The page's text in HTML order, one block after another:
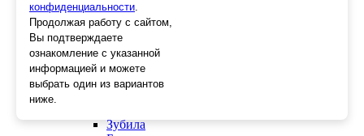
Плоскогубцы
Отвертки
Ножницы по металлу
Напильники, рашпили
Наборы инструментов
Кусачки
Зубила
конфиденциальности.
Продолжая работу с сайтом,
Вы подтверждаете
ознакомление с указанной
информацией и можете
выбрать один из вариантов
ниже.